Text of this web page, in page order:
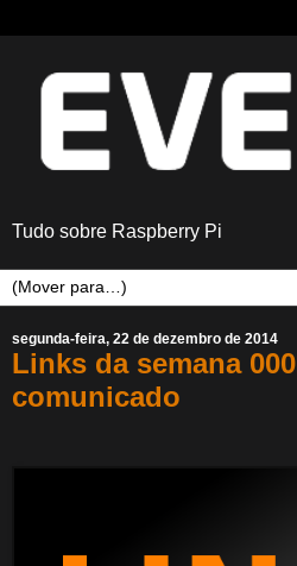
Tudo sobre Raspberry Pi
segunda-feira, 22 de dezembro de 2014
Links da semana
comunicado